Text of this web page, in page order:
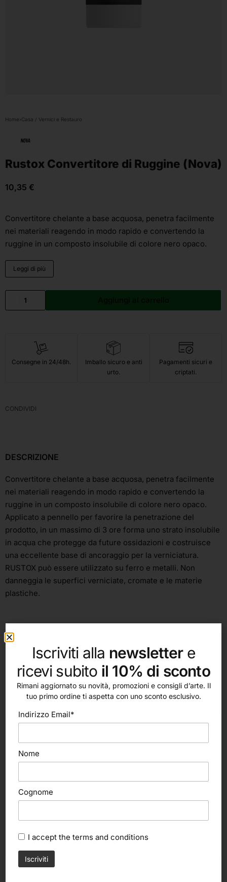
Home›Casa / Vernici e Restauro
Rustox Convertitore di Ruggine (Nova)
10,35 €
Convertitore chelante a base acquosa, penetra facilmente
nei materiali reagendo in modo rapido e convertendo la
ruggine in un composto insolubile di colore nero opaco.
Leggi di più
Consegne in 24/48h.
Imballo sicuro e anti
urto.
Pagamenti sicuri e
criptati.
CONDIVIDI
DESCRIZIONE
Convertitore chelante a base acquosa, penetra facilmente
nei materiali reagendo in modo rapido e convertendo la
ruggine in un composto insolubile di colore nero opaco.
Applicato a pennello per favorire la penetrazione del
prodotto, in un massimo di 3 ore forma uno strato insolubile
in acqua che protegge da future ossidazioni e costruisce
una eccellente base di ancoraggio per la verniciatura.
RUSTOX può essere utilizzato su ferro e metalli. Non
danneggia le superfici verniciate, cromate e le materie
plastiche.
altri nostri prodotti
Scegli
Iscriviti alla newslettere
ricevi subito il 10% di sconto
Rimani aggiornato su novità, promozioni e consigli d’arte. Il
tuo primo ordine ti aspetta con uno sconto esclusivo.
Indirizzo Email*
Nome
Cognome
I accept the terms and conditions